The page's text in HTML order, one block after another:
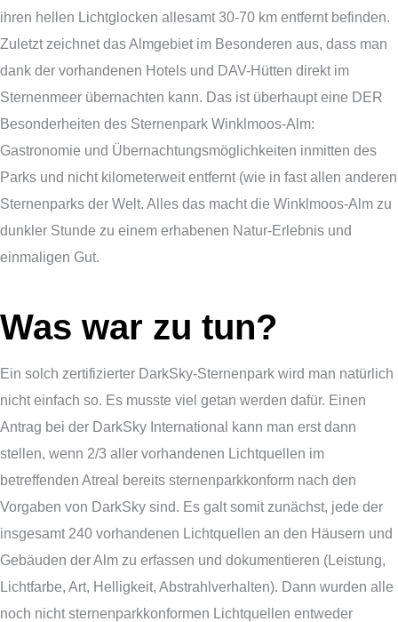
ihren hellen Lichtglocken allesamt 30-70 km entfernt befinden.
Zuletzt zeichnet das Almgebiet im Besonderen aus, dass man
dank der vorhandenen Hotels und DAV-Hütten direkt im
Sternenmeer übernachten kann. Das ist überhaupt eine DER
Besonderheiten des Sternenpark Winklmoos-Alm:
Gastronomie und Übernachtungsmöglichkeiten inmitten des
Parks und nicht kilometerweit entfernt (wie in fast allen anderen
Sternenparks der Welt. Alles das macht die Winklmoos-Alm zu
dunkler Stunde zu einem erhabenen Natur-Erlebnis und
einmaligen Gut.
Was war zu tun?
Ein solch zertifizierter DarkSky-Sternenpark wird man natürlich
nicht einfach so. Es musste viel getan werden dafür. Einen
Antrag bei der DarkSky International kann man erst dann
stellen, wenn 2/3 aller vorhandenen Lichtquellen im
betreffenden Atreal bereits sternenparkkonform nach den
Vorgaben von DarkSky sind. Es galt somit zunächst, jede der
insgesamt 240 vorhandenen Lichtquellen an den Häusern und
Gebäuden der Alm zu erfassen und dokumentieren (Leistung,
Lichtfarbe, Art, Helligkeit, Abstrahlverhalten). Dann wurden alle
noch nicht sternenparkkonformen Lichtquellen entweder